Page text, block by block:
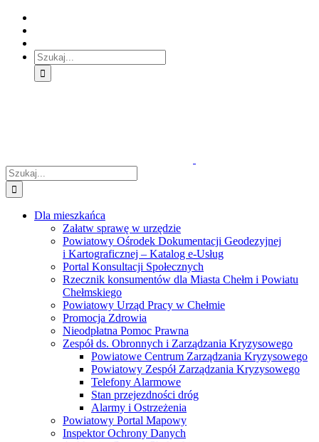
Skip
Treść
główna
Skip
Menu
główne
Skip
Menu
dodatkowe
Szukaj
Szukaj
Dla mieszkańca
Załatw sprawę w urzędzie
Powiatowy Ośrodek Dokumentacji Geodezyjnej
i Kartograficznej – Katalog e-Usług
Portal Konsultacji Społecznych
Rzecznik konsumentów dla Miasta Chełm i Powiatu
Chełmskiego
Powiatowy Urząd Pracy w Chełmie
Promocja Zdrowia
Nieodpłatna Pomoc Prawna
Zespół ds. Obronnych i Zarządzania Kryzysowego
Powiatowe Centrum Zarządzania Kryzysowego
Powiatowy Zespół Zarządzania Kryzysowego
Telefony Alarmowe
Stan przejezdności dróg
Alarmy i Ostrzeżenia
Powiatowy Portal Mapowy
Inspektor Ochrony Danych